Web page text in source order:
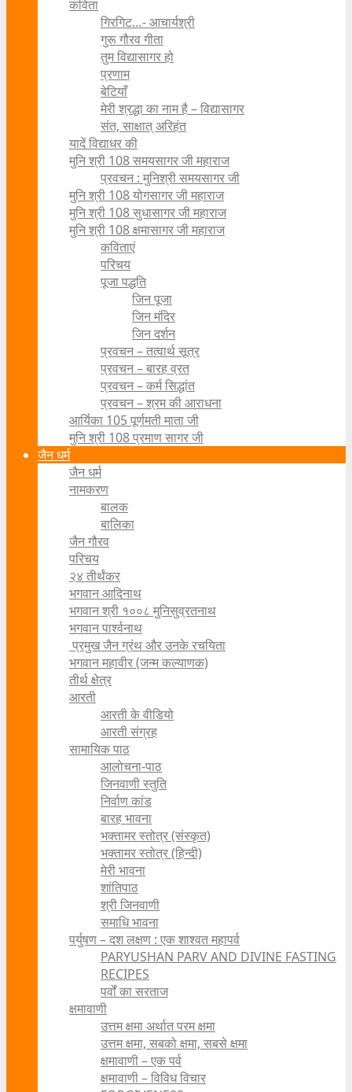
कविता
गिरगिट…- आचार्यश्री
गुरू गौरव गीता
तुम विद्यासागर हो
प्रणाम
बेटियाँ
मेरी श्रद्धा का नाम है – विद्यासागर
संत, साक्षात् अरिहंत
यादें विद्याधर की
मुनि श्री 108 समयसागर जी महाराज
प्रवचन : मुनिश्री समयसागर जी
मुनि श्री 108 योगसागर जी महाराज
मुनि श्री 108 सुधासागर जी महाराज
मुनि श्री 108 क्षमासागर जी महाराज
कविताएं
परिचय
पूजा पद्धति
जिन पूजा
जिन मंदिर
जिन दर्शन
प्रवचन – तत्वार्थ सूत्र
प्रवचन – बारह व्रत
प्रवचन – कर्म सिद्धांत
प्रवचन – श्रम की आराधना
आर्यिका 105 पूर्णमती माता जी
मुनि श्री 108 प्रमाण सागर जी
जैन धर्म
जैन धर्म
नामकरण
बालक
बालिका
जैन गौरव
परिचय
२४ तीर्थंकर
भगवान आदिनाथ
भगवान श्री १००८ मुनिसुव्रतनाथ
भगवान पार्श्वनाथ
प्रमुख जैन ग्रंथ और उनके रचयिता
भगवान महावीर (जन्म कल्याणक)
तीर्थ क्षेत्र
आरती
आरती के वीडियो
आरती संग्रह
सामायिक पाठ
आलोचना-पाठ
जिनवाणी स्तुति
निर्वाण कांड
बारह भावना
भक्तामर स्तोत्र (संस्कृत)
भक्तामर स्तोत्र (हिन्दी)
मेरी भावना
शांतिपाठ
श्री जिनवाणी
समाधि भावना
पर्युषण – दश लक्षण : एक शाश्वत महापर्व
PARYUSHAN PARV AND DIVINE FASTING
RECIPES
पर्वों का सरताज
क्षमावाणी
उत्तम क्षमा अर्थात परम क्षमा
उत्तम क्षमा, सबको क्षमा, सबसे क्षमा
क्षमावाणी – एक पर्व
क्षमावाणी – विविध विचार